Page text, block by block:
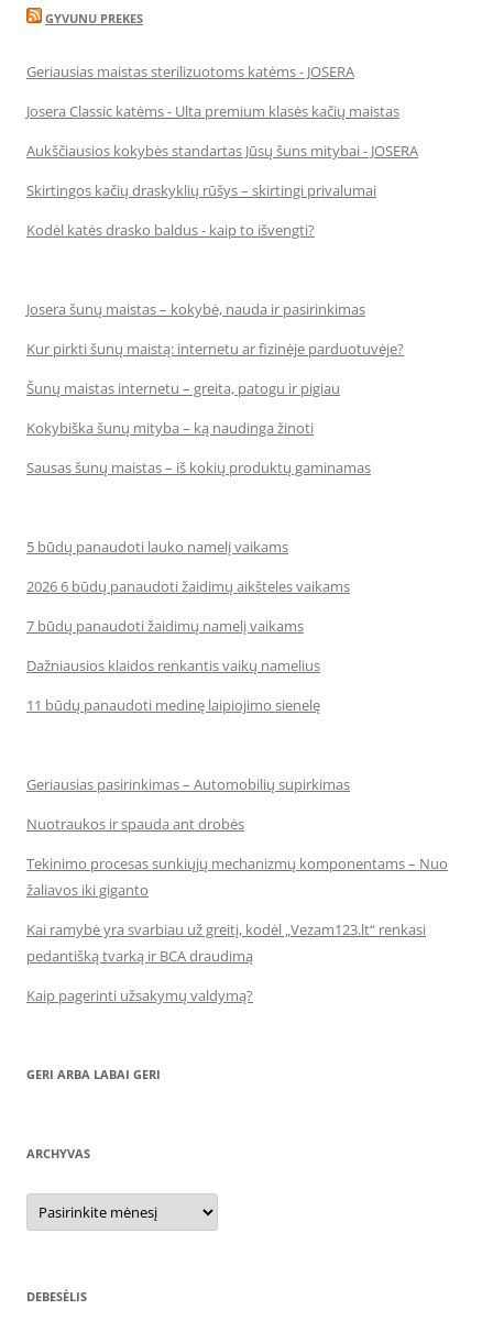
GYVUNU PREKES
Geriausias maistas sterilizuotoms katėms - JOSERA
Josera Classic katėms - Ulta premium klasės kačių maistas
Aukščiausios kokybės standartas Jūsų šuns mitybai - JOSERA
Skirtingos kačių draskyklių rūšys – skirtingi privalumai
Kodėl katės drasko baldus - kaip to išvengti?
Josera šunų maistas – kokybė, nauda ir pasirinkimas
Kur pirkti šunų maistą: internetu ar fizinėje parduotuvėje?
Šunų maistas internetu – greita, patogu ir pigiau
Kokybiška šunų mityba – ką naudinga žinoti
Sausas šunų maistas – iš kokių produktų gaminamas
5 būdų panaudoti lauko namelį vaikams
2026 6 būdų panaudoti žaidimų aikšteles vaikams
7 būdų panaudoti žaidimų namelį vaikams
Dažniausios klaidos renkantis vaikų namelius
11 būdų panaudoti medinę laipiojimo sienelę
Geriausias pasirinkimas – Automobilių supirkimas
Nuotraukos ir spauda ant drobės
Tekinimo procesas sunkiųjų mechanizmų komponentams – Nuo
žaliavos iki giganto
Kai ramybė yra svarbiau už greitį, kodėl „Vezam123.lt“ renkasi
pedantišką tvarką ir BCA draudimą
Kaip pagerinti užsakymų valdymą?
GERI ARBA LABAI GERI
ARCHYVAS
Archyvas
DEBESĖLIS